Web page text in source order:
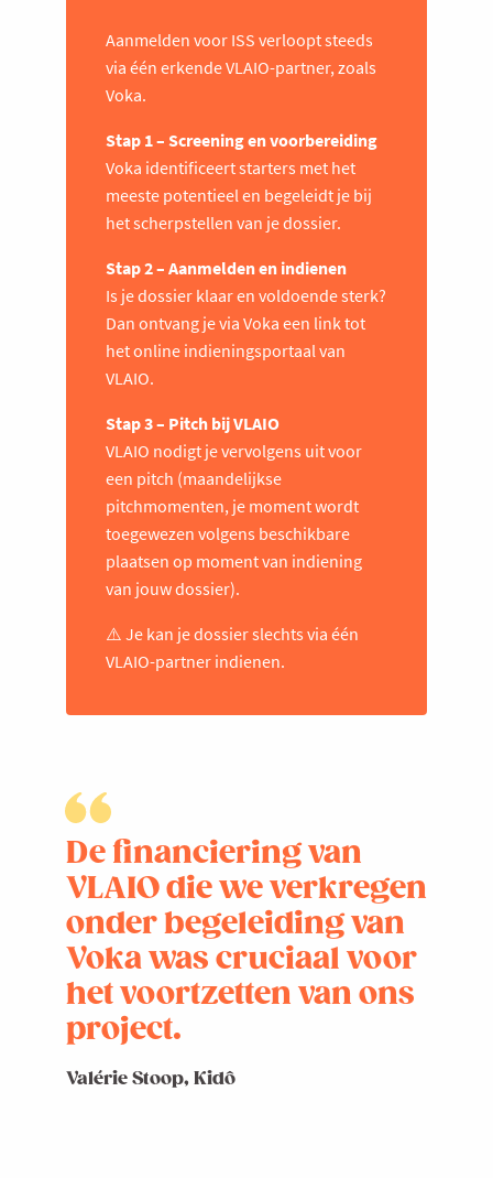
Aanmelden voor ISS verloopt steeds
via één erkende VLAIO-partner, zoals
Voka.
Stap 1 – Screening en voorbereiding
Voka identificeert starters met het
meeste potentieel en begeleidt je bij
het scherpstellen van je dossier.
Stap 2 – Aanmelden en indienen
Is je dossier klaar en voldoende sterk?
Dan ontvang je via Voka een link tot
het online indieningsportaal van
VLAIO.
Stap 3 – Pitch bij VLAIO
VLAIO nodigt je vervolgens uit voor
een pitch (maandelijkse
pitchmomenten, je moment wordt
toegewezen volgens beschikbare
plaatsen op moment van indiening
van jouw dossier).
⚠️ Je kan je dossier slechts via één
VLAIO-partner indienen.
De financiering van
VLAIO die we verkregen
onder begeleiding van
Voka was cruciaal voor
het voortzetten van ons
project.
Valérie Stoop, Kidô